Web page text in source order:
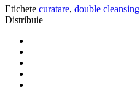
Etichete curatare, double cleansing
Distribuie